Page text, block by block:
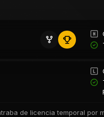
de licencia temporal por